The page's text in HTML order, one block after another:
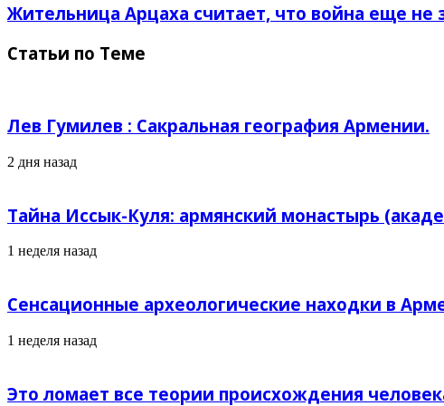
Жительница Арцаха считает, что война еще не
Статьи по Теме
Лев Гумилев : Сакральная география Армении.
2 дня назад
Тайна Иссык-Куля: армянский монастырь
1 неделя назад
Сенсационные археологические находки в
1 неделя назад
Это ломает все теории происхождения